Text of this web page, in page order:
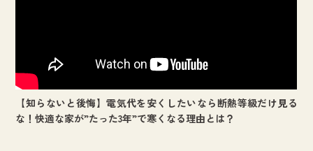
【知らないと後悔】電気代を安くしたいなら断熱等級だけ見る
な！快適な家が”たった3年”で寒くなる理由とは？